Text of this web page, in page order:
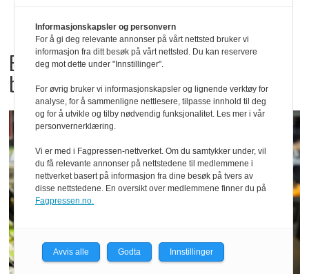
Bama tilbakekaller
babyspinat og babyleaf mix
Informasjonskapsler og personvern
For å gi deg relevante annonser på vårt nettsted bruker vi
informasjon fra ditt besøk på vårt nettsted. Du kan reservere
deg mot dette under "Innstillinger".
For øvrig bruker vi informasjonskapsler og lignende verktøy for
analyse, for å sammenligne nettlesere, tilpasse innhold til deg
og for å utvikle og tilby nødvendig funksjonalitet. Les mer i vår
personvernerklæring.
Vi er med i Fagpressen-nettverket. Om du samtykker under, vil
du få relevante annonser på nettstedene til medlemmene i
nettverket basert på informasjon fra dine besøk på tvers av
disse nettstedene. En oversikt over medlemmene finner du på
Fagpressen.no.
Avvis alle Godta Innstillinger